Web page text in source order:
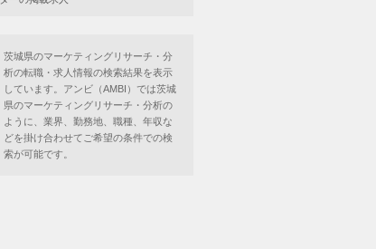
茨城県のマーケティングリサーチ・分
析の転職・求人情報の検索結果を表示
しています。アンビ（AMBI）では茨城
県のマーケティングリサーチ・分析の
ように、業界、勤務地、職種、年収な
どを掛け合わせてご希望の条件での検
索が可能です。